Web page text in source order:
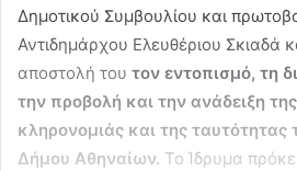
Δημοτικού Συμβουλίου και
Αντιδημάρχου Ελευθέριου Σκιαδά
αποστολή του τον εντοπισμό, τη
την προβολή και την ανάδειξη
κληρονομιάς και της ταυτότητας
Δήμου Αθηναίων. Το Ίδρυμα